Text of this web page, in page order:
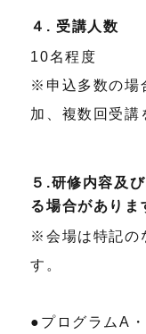
４. 受講人数
10名程度
※申込多数の場
加、複数回受講
５.研修内容及
る場合がありま
※会場は特記の
す。
●プログラムA